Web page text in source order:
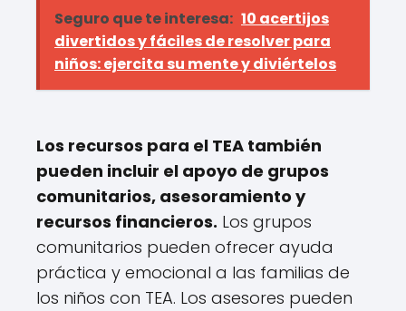
Seguro que te interesa: 10 acertijos
divertidos y fáciles de resolver para
niños: ejercita su mente y diviértelos
Los recursos para el TEA también
pueden incluir el apoyo de grupos
comunitarios, asesoramiento y
recursos financieros. Los grupos
comunitarios pueden ofrecer ayuda
práctica y emocional a las familias de
los niños con TEA. Los asesores pueden